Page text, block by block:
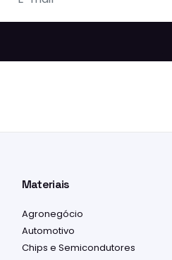
Materiais
Agronegócio
Automotivo
Chips e Semicondutores